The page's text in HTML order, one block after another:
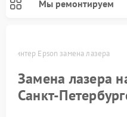
Мы ремонтируем
Принтер Epson замена лазера
Замена лазера
Санкт-